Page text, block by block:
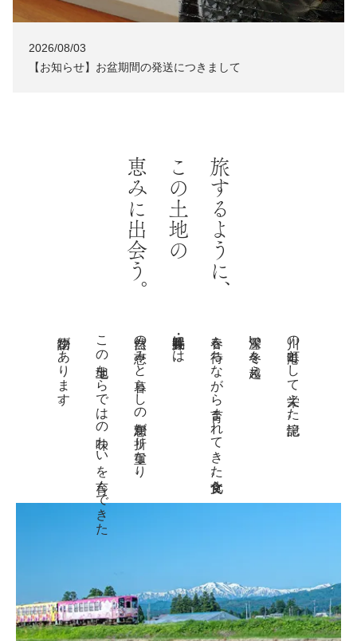
NEWS
2026/08/03
【お知らせ】お盆期間の発送につきまして
旅するように、
この土地の
恵みに出会う。
川の港町として栄えた記憶。
雪深い冬を越え、
春を待ちながら育まれてきた食文化。
長井・置賜には、
自然の恵みと暮らしの知恵が折り重なり、
この土地ならではの味わいを育んできた
物語があります。